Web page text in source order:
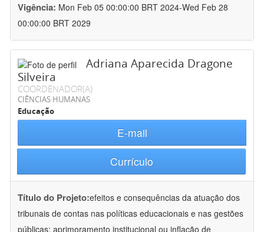
Vigência: Mon Feb 05 00:00:00 BRT 2024-Wed Feb 28
00:00:00 BRT 2029
Adriana Aparecida Dragone
Silveira
COORDENADOR(A)
CIÊNCIAS HUMANAS
Educação
E-mail
Currículo
Título do Projeto:efeitos e consequências da atuação dos
tribunais de contas nas políticas educacionais e nas gestões
públicas: aprimoramento institucional ou inflação de